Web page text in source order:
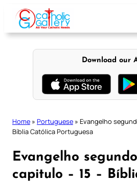
content
Download our
Home » Portuguese » Evangelho
Bíblia Católica Portuguesa
Evangelho
capitulo – 15 –